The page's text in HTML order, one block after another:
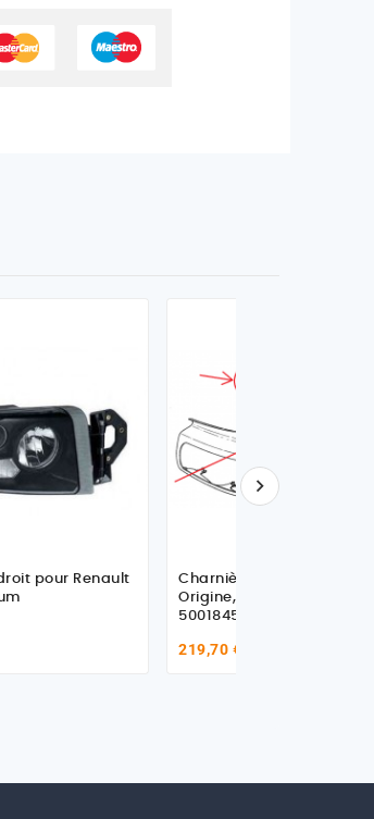
pour Renault
Charnière de phare
Origine, pour Renault
5001845531
219,70 €
